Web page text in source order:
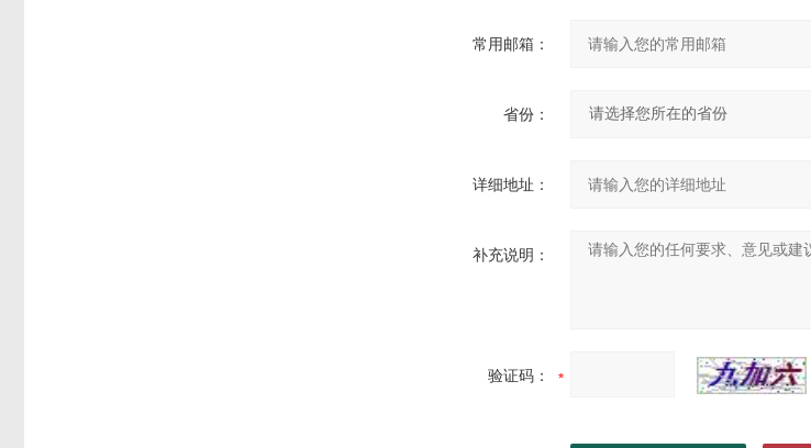
常用邮箱：
省份：
详细地址：
补充说明：
验证码：